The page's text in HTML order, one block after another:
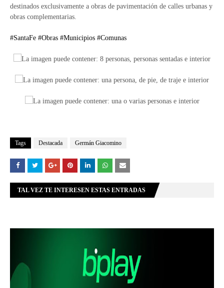
destinados exclusivamente a obras de pavimentación de calles urbanas y
obras complementarias.
#SantaFe #Obras #Municipios #Comunas
Tags Destacada Germán Giacomino
TAL VEZ TE INTERESEN ESTAS ENTRADAS